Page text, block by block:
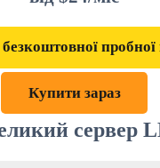
пробної
Купити зараз
сервер